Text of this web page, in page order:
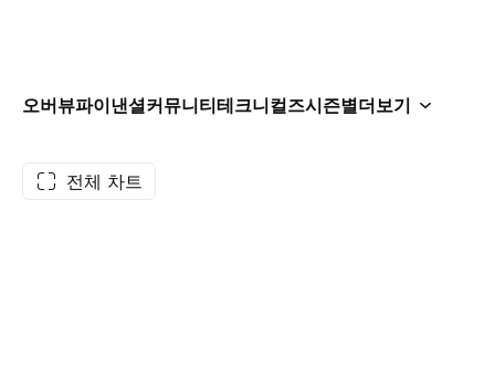
오버뷰파이낸셜커뮤니티테크니컬즈시즌별더보기
전체 차트